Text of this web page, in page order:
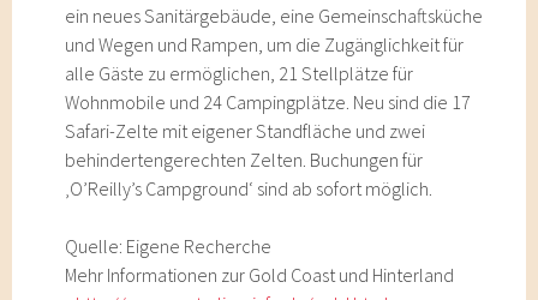
ein neues Sanitärgebäude, eine Gemeinschaftsküche
und Wegen und Rampen, um die Zugänglichkeit für
alle Gäste zu ermöglichen, 21 Stellplätze für
Wohnmobile und 24 Campingplätze. Neu sind die 17
Safari-Zelte mit eigener Standfläche und zwei
behindertengerechten Zelten. Buchungen für
‚O’Reilly’s Campground‘ sind ab sofort möglich.
Quelle: Eigene Recherche
Mehr Informationen zur Gold Coast und Hinterland